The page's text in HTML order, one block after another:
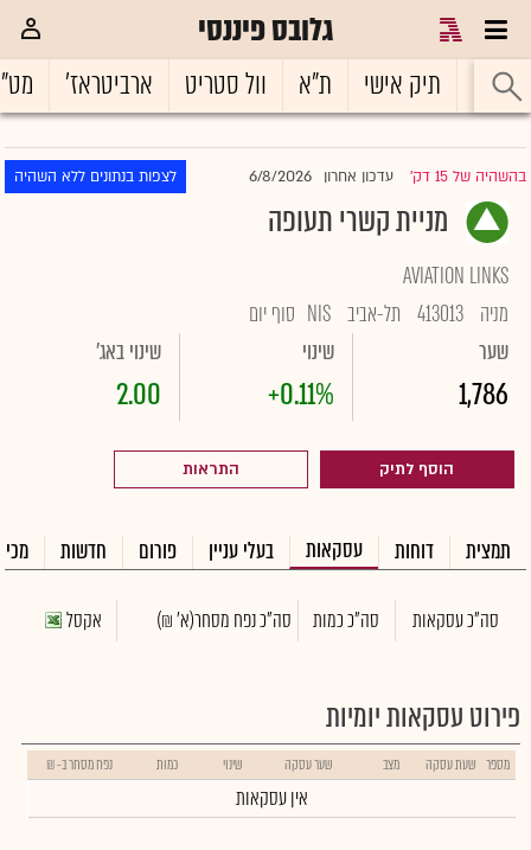
גלובס פיננסי
ראשי תיק אישי ת"א וול סטריט ארביטראז'
בהשהיה של 15 דק' |עדכון אחרון 6/8/2026 לצפות בנתונים ללא השהיה
מניית קשרי תעופה
AVIATION LINKS
מניה 413013 תל-אביב NIS סוף יום
שער
1,786
שינוי
+0.11%
שינוי באג'
2.00
הוסף לתיק התראות
תמצית דוחות עסקאות בעלי עניין פורום חדשות
סה"כ עסקאות סה"כ כמות סה"כ נפח מסחר(א' ₪) אקסל
פירוט עסקאות יומיות
מספר שעת עסקה מצב שער עסקה שינוי כמות נפח מסחר ב- ₪
אין עסקאות